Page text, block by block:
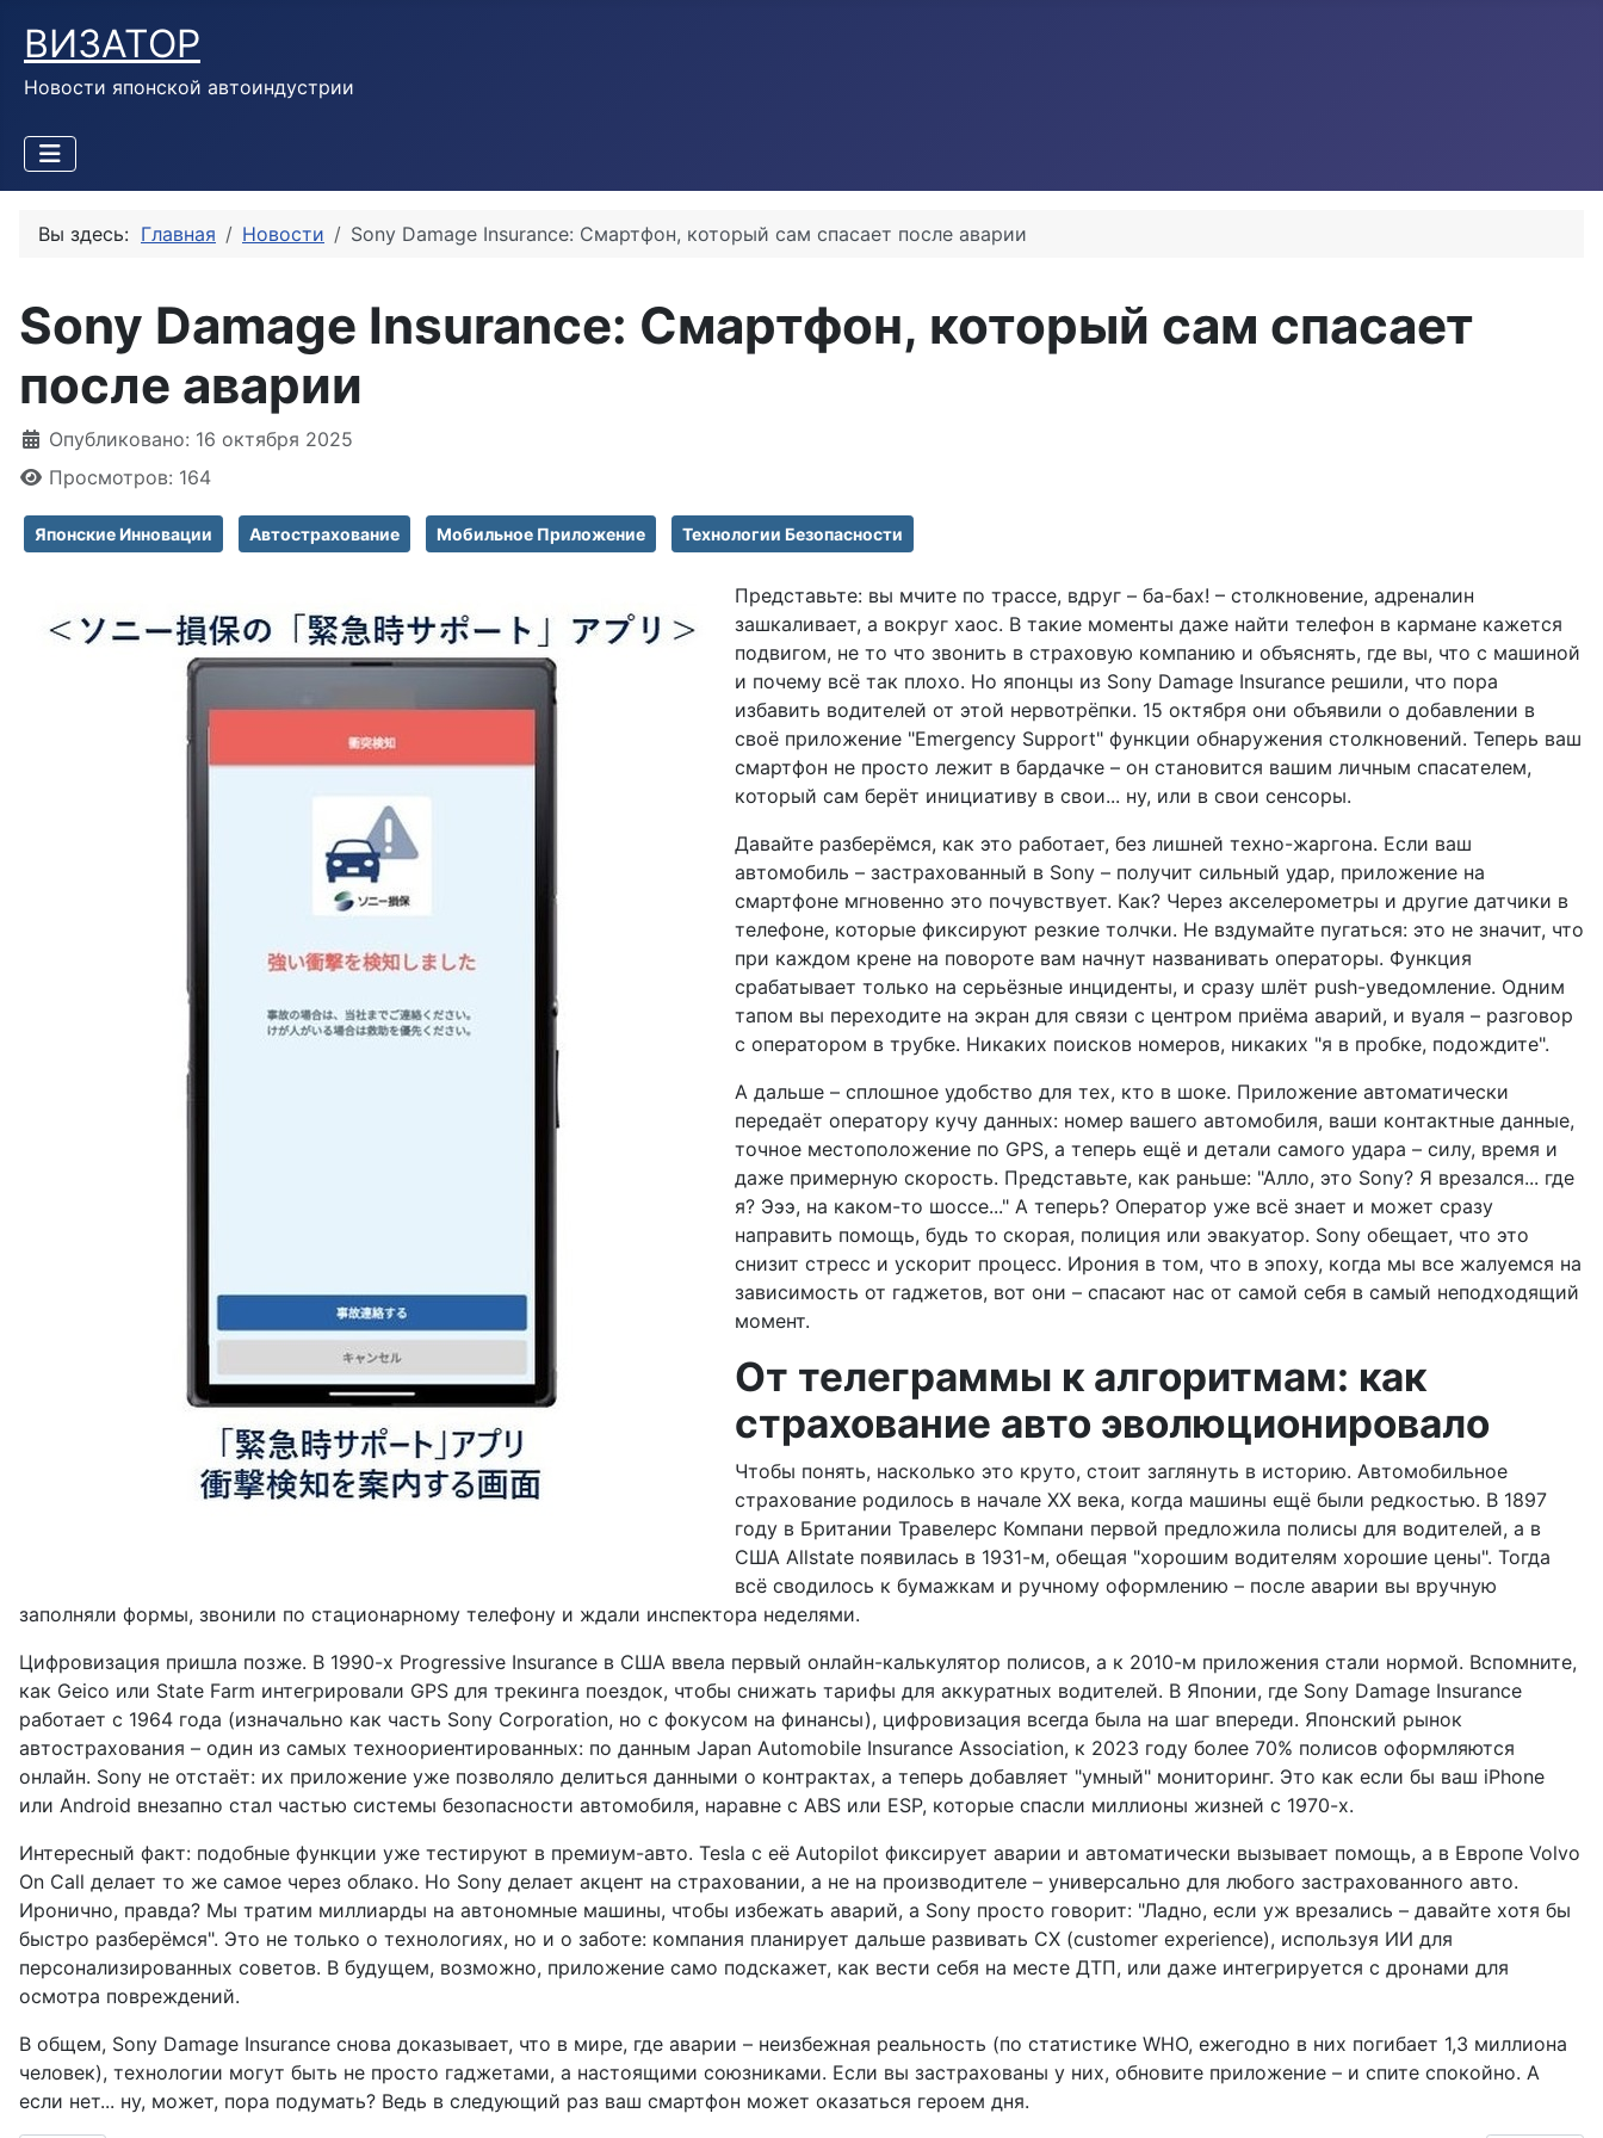
ВИЗАТОР
Новости японской автоиндустрии
Вы здесь: Главная Новости Sony Damage Insurance: Смартфон, который сам спасает после аварии
Sony Damage Insurance: Смартфон, который сам спасает
после аварии
Информация о материале
Опубликовано: 16 октября 2025
Просмотров: 164
Японские Инновации Автострахование Мобильное Приложение Технологии Безопасности
Представьте: вы мчите по трассе, вдруг – ба-бах! – столкновение, адреналин
зашкаливает, а вокруг хаос. В такие моменты даже найти телефон в кармане кажется
подвигом, не то что звонить в страховую компанию и объяснять, где вы, что с машиной
и почему всё так плохо. Но японцы из Sony Damage Insurance решили, что пора
избавить водителей от этой нервотрёпки. 15 октября они объявили о добавлении в
своё приложение "Emergency Support" функции обнаружения столкновений. Теперь ваш
смартфон не просто лежит в бардачке – он становится вашим личным спасателем,
который сам берёт инициативу в свои... ну, или в свои сенсоры.
Давайте разберёмся, как это работает, без лишней техно-жаргона. Если ваш
автомобиль – застрахованный в Sony – получит сильный удар, приложение на
смартфоне мгновенно это почувствует. Как? Через акселерометры и другие датчики в
телефоне, которые фиксируют резкие толчки. Не вздумайте пугаться: это не значит, что
при каждом крене на повороте вам начнут названивать операторы. Функция
срабатывает только на серьёзные инциденты, и сразу шлёт push-уведомление. Одним
тапом вы переходите на экран для связи с центром приёма аварий, и вуаля – разговор
с оператором в трубке. Никаких поисков номеров, никаких "я в пробке, подождите".
А дальше – сплошное удобство для тех, кто в шоке. Приложение автоматически
передаёт оператору кучу данных: номер вашего автомобиля, ваши контактные данные,
точное местоположение по GPS, а теперь ещё и детали самого удара – силу, время и
даже примерную скорость. Представьте, как раньше: "Алло, это Sony? Я врезался... где
я? Эээ, на каком-то шоссе..." А теперь? Оператор уже всё знает и может сразу
направить помощь, будь то скорая, полиция или эвакуатор. Sony обещает, что это
снизит стресс и ускорит процесс. Ирония в том, что в эпоху, когда мы все жалуемся на
зависимость от гаджетов, вот они – спасают нас от самой себя в самый неподходящий
момент.
От телеграммы к алгоритмам: как
страхование авто эволюционировало
Чтобы понять, насколько это круто, стоит заглянуть в историю. Автомобильное
страхование родилось в начале XX века, когда машины ещё были редкостью. В 1897
году в Британии Травелерс Компани первой предложила полисы для водителей, а в
США Allstate появилась в 1931-м, обещая "хорошим водителям хорошие цены". Тогда
всё сводилось к бумажкам и ручному оформлению – после аварии вы вручную
заполняли формы, звонили по стационарному телефону и ждали инспектора неделями.
Цифровизация пришла позже. В 1990-х Progressive Insurance в США ввела первый онлайн-калькулятор полисов, а к 2010-м приложения стали нормой. Вспомните,
как Geico или State Farm интегрировали GPS для трекинга поездок, чтобы снижать тарифы для аккуратных водителей. В Японии, где Sony Damage Insurance
работает с 1964 года (изначально как часть Sony Corporation, но с фокусом на финансы), цифровизация всегда была на шаг впереди. Японский рынок
автострахования – один из самых техноориентированных: по данным Japan Automobile Insurance Association, к 2023 году более 70% полисов оформляются
онлайн. Sony не отстаёт: их приложение уже позволяло делиться данными о контрактах, а теперь добавляет "умный" мониторинг. Это как если бы ваш iPhone
или Android внезапно стал частью системы безопасности автомобиля, наравне с ABS или ESP, которые спасли миллионы жизней с 1970-х.
Интересный факт: подобные функции уже тестируют в премиум-авто. Tesla с её Autopilot фиксирует аварии и автоматически вызывает помощь, а в Европе Volvo
On Call делает то же самое через облако. Но Sony делает акцент на страховании, а не на производителе – универсально для любого застрахованного авто.
Иронично, правда? Мы тратим миллиарды на автономные машины, чтобы избежать аварий, а Sony просто говорит: "Ладно, если уж врезались – давайте хотя бы
быстро разберёмся". Это не только о технологиях, но и о заботе: компания планирует дальше развивать CX (customer experience), используя ИИ для
персонализированных советов. В будущем, возможно, приложение само подскажет, как вести себя на месте ДТП, или даже интегрируется с дронами для
осмотра повреждений.
В общем, Sony Damage Insurance снова доказывает, что в мире, где аварии – неизбежная реальность (по статистике WHO, ежегодно в них погибает 1,3 миллиона
человек), технологии могут быть не просто гаджетами, а настоящими союзниками. Если вы застрахованы у них, обновите приложение – и спите спокойно. А
если нет... ну, может, пора подумать? Ведь в следующий раз ваш смартфон может оказаться героем дня.